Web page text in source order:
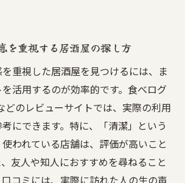
を重視する居酒屋の探し方
重視した居酒屋を見つけるには、ま
活用するのが効率的です。食べログ
どのレビューサイトでは、実際の利用
にできます。特に、「清潔」という
われている店舗は、評価が高いこと
友人や知人におすすめを尋ねること
コミには、実際に訪れた人の生の声